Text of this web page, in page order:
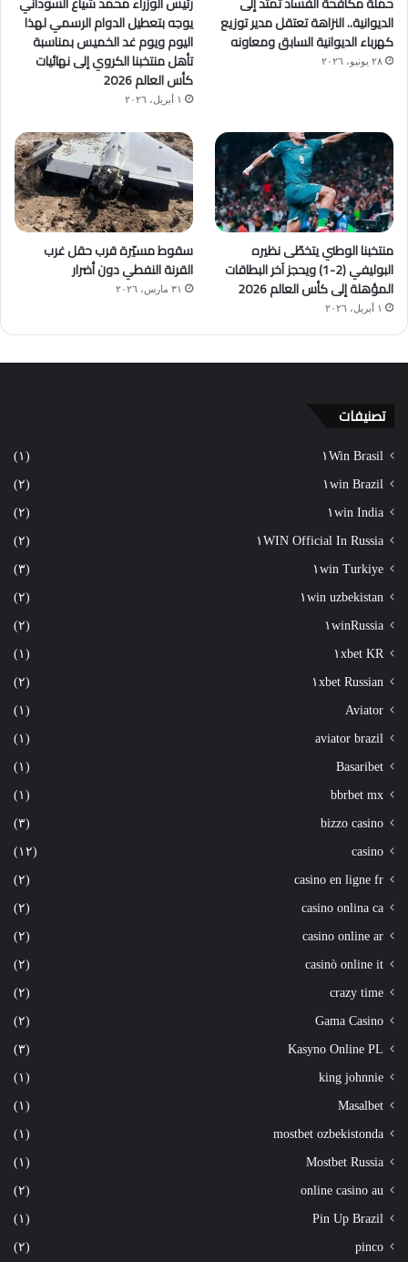
الديوانية.. النزاهة تعتقل مدير توزيع
كهرباء الديوانية السابق ومعاونه
٢٨ يونيو، ٢٠٢٦
يوجه بتعطيل الدوام الرسمي لهذا
اليوم ويوم غد الخميس بمناسبة
تأهل منتخبنا الكروي إلى نهائيات
كأس العالم 2026
١ أبريل، ٢٠٢٦
منتخبنا الوطني يتخطّى نظيره
البوليفي (2-1) ويحجز آخر البطاقات
المؤهلة إلى كأس العالم 2026
١ أبريل، ٢٠٢٦
سقوط مسيّرة قرب حقل غرب
القرنة النفطي دون أضرار
٣١ مارس، ٢٠٢٦
تصنيفات
١Win Brasil (١)
١win Brazil (٢)
١win India (٢)
١WIN Official In Russia (٢)
١win Turkiye (٣)
١win uzbekistan (٢)
١winRussia (٢)
١xbet KR (١)
١xbet Russian (٢)
Aviator (١)
aviator brazil (١)
Basaribet (١)
bbrbet mx (١)
bizzo casino (٣)
casino (١٢)
casino en ligne fr (٢)
casino onlina ca (٢)
casino online ar (٢)
casinò online it (٢)
crazy time (٢)
Gama Casino (٢)
Kasyno Online PL (٣)
king johnnie (١)
Masalbet (١)
mostbet ozbekistonda (١)
Mostbet Russia (١)
online casino au (٢)
Pin Up Brazil (١)
pinco (٢)